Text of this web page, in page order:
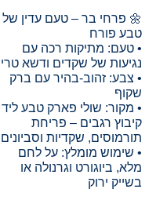
🌼 פרחי בר – טעם עדין של
טבע פורח
• טעם: מתיקות רכה עם
נגיעות של שקדים ודשא טרי
• צבע: זהוב-בהיר עם ברק
שקוף
• מקור: שולי פארק טבע ליד
קיבוץ רגבים – פריחת
תורמוסים, שקדיות וסביונים
• שימוש מומלץ: על לחם
מלא, ביוגורט וגרנולה או
בשייק ירוק